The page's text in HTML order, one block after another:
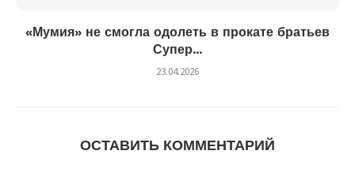
«Мумия» не смогла одолеть в прокате братьев
Супер...
23.04.2026
ОСТАВИТЬ КОММЕНТАРИЙ